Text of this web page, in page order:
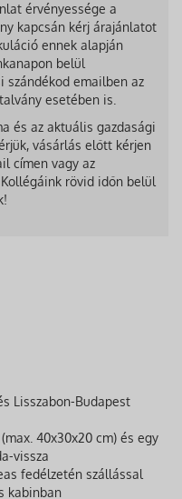
érvényessége a
kapcsán kérj árajánlatot
ennek alapján
belül
szándékod emailben az
esetében is.
és az aktuális gazdasági
vásárlás előtt kérjen
címen vagy az
rövid időn belül
Lisszabon-Budapest
40x30x20 cm) és egy
vissza
fedélzetén szállással
kabinban